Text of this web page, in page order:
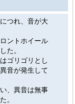
つれ、音が大
ントホイール
た。
ゴリゴリとし
音が発生して
、異音は無事
。